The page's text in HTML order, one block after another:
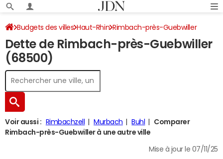
Budgets des villes Haut-Rhin Rimbach-près-Guebwiller
Dette au 31/12/2024
Dette de Rimbach-près-Guebwiller
(68500)
Voir aussi : Rimbachzell Murbach Buhl
Comparer
Rimbach-près-Guebwiller à une autre ville
Mise à jour le 07/11/25